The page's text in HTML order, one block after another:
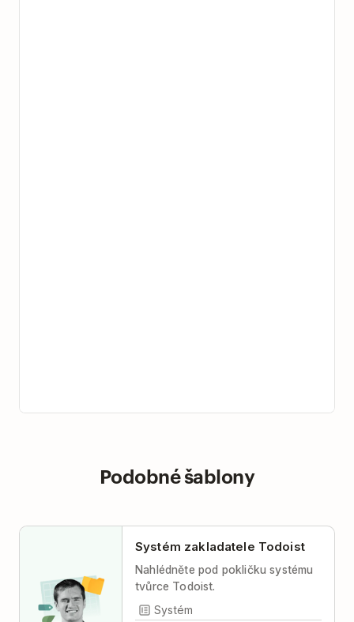
Podobné šablony
Systém zakladatele Todoist
Nahlédněte pod pokličku systému
tvůrce Todoist.
Systém